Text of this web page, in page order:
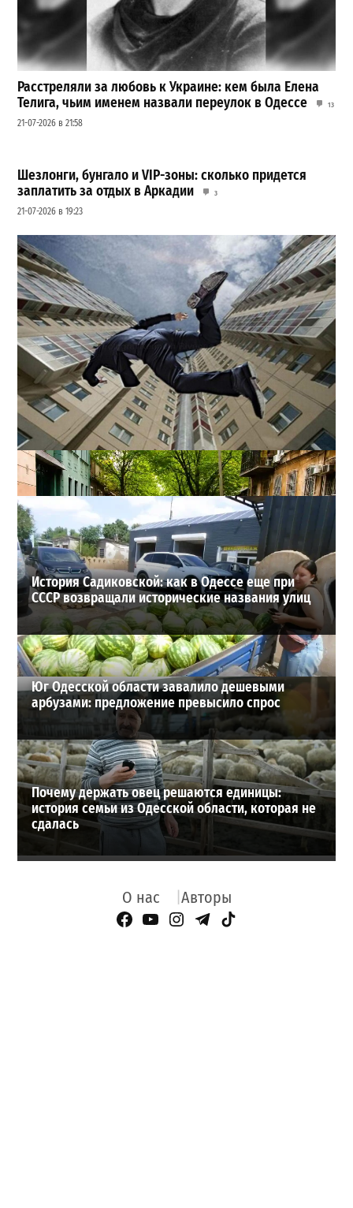
Расстреляли за любовь к Украине: кем была Елена
Телига, чьим именем назвали переулок в Одессе
13
21-07-2026 в 21:58
Шезлонги, бунгало и VIP-зоны: сколько придется
заплатить за отдых в Аркадии
3
21-07-2026 в 19:23
В одесском жилмассиве Радужном погиб 26-летний
мужчина: что известно
3
27-07-2026 в 13:47
ВИБОР РЕДАКЦИИ
История Садиковской: как в Одессе еще при
СССР возвращали исторические названия улиц
Юг Одесской области завалило дешевыми
арбузами: предложение превысило спрос
Почему держать овец решаются единицы:
история семьи из Одесской области, которая не
сдалась
О нас Авторы
Facebook Page
YouTube
Instagram
Telegram
TikTok